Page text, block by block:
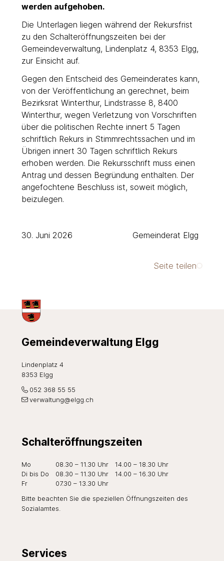
werden aufgehoben.
Die Unterlagen liegen während der Rekursfrist
zu den Schalteröffnungszeiten bei der
Gemeindeverwaltung, Lindenplatz 4, 8353 Elgg,
zur Einsicht auf.
Gegen den Entscheid des Gemeinderates kann,
von der Veröffentlichung an gerechnet, beim
Bezirksrat Winterthur, Lindstrasse 8, 8400
Winterthur, wegen Verletzung von Vorschriften
über die politischen Rechte innert 5 Tagen
schriftlich Rekurs in Stimmrechtssachen und im
Übrigen innert 30 Tagen schriftlich Rekurs
erhoben werden. Die Rekursschrift muss einen
Antrag und dessen Begründung enthalten. Der
angefochtene Beschluss ist, soweit möglich,
beizulegen.
30. Juni 2026 Gemeinderat Elgg
Seite teilen
Footer
Gemeindeverwaltung Elgg
Lindenplatz 4
8353 Elgg
052 368 55 55
verwaltung@elgg.ch
Schalteröffnungszeiten
Wochentag Öffnungszeiten Vormittag Öffnungszeiten
Mo 08.30 – 11.30 Uhr
14.00 – 18.30 Uhr
Di bis Do 08.30 – 11.30 Uhr
14.00 – 16.30 Uhr
Fr
07.30 – 13.30 Uhr
Bitte beachten Sie die speziellen Öffnungszeiten des
Sozialamtes.
Services